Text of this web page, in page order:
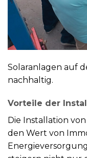
Solaranlagen auf
nachhaltig.
Vorteile der
Die Installation
den Wert von